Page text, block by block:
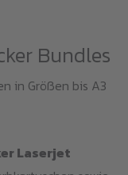
Bundles
in Größen bis A3
Laserjet